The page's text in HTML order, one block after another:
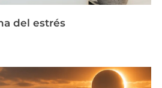
del estrés